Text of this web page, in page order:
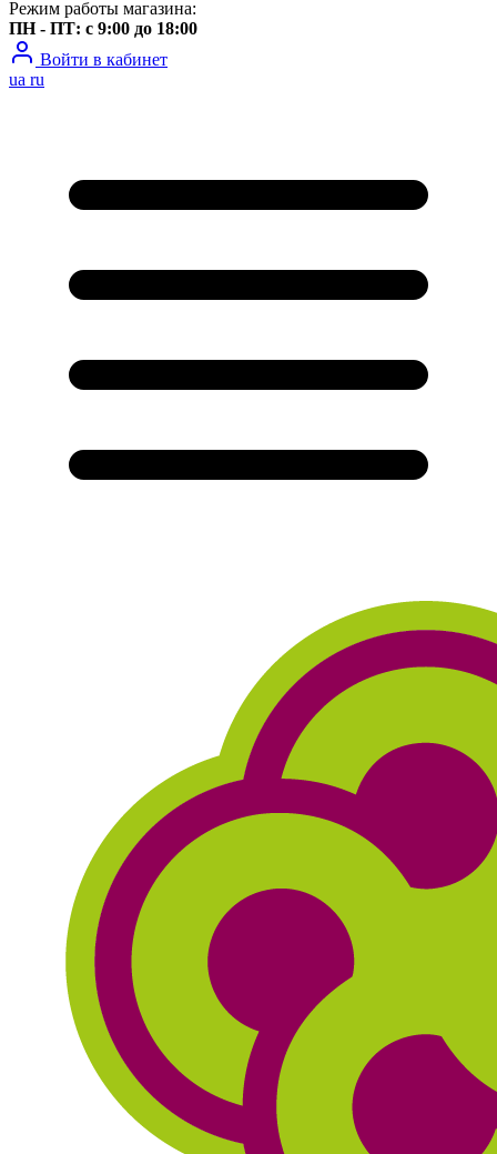
Режим работы магазина:
ПН - ПТ: с 9:00 до 18:00
Войти в кабинет
ua ru